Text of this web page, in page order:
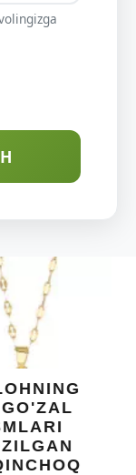
DIYORIDA
O'SUVCHI
KUNDUR
AQL,
XOTIRA VA
UMUMIY
UCHUN
BEBAHO
NE'MAT